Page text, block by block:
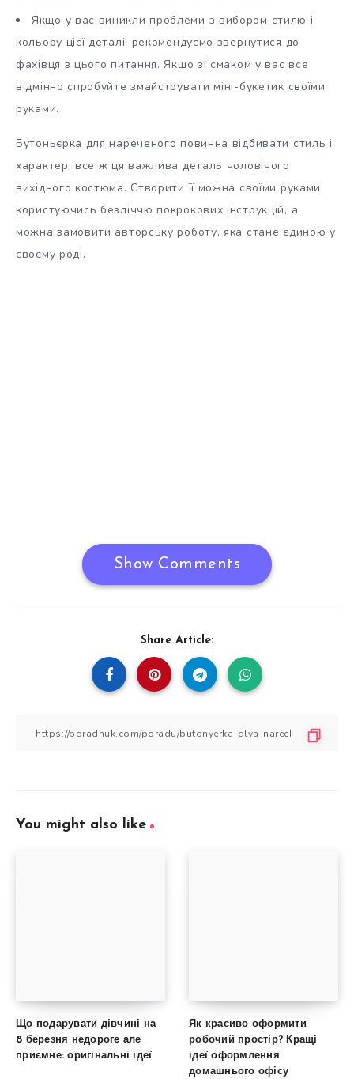
Якщо у вас виникли проблеми з вибором стилю і
кольору цієї деталі, рекомендуємо звернутися до
фахівця з цього питання. Якщо зі смаком у вас все
відмінно спробуйте змайструвати міні-букетик своїми
руками.
Бутоньєрка для нареченого повинна відбивати стиль і
характер, все ж ця важлива деталь чоловічого
вихідного костюма. Створити її можна своїми руками
користуючись безліччю покрокових інструкцій, а
можна замовити авторську роботу, яка стане єдиною у
своєму роді.
Show Comments
Share Article:
You might also like
Що подарувати дівчині на
8 березня недороге але
приємне: оригінальні ідеї
Як красиво оформити
робочий простір? Кращі
ідеї оформлення
домашнього офісу